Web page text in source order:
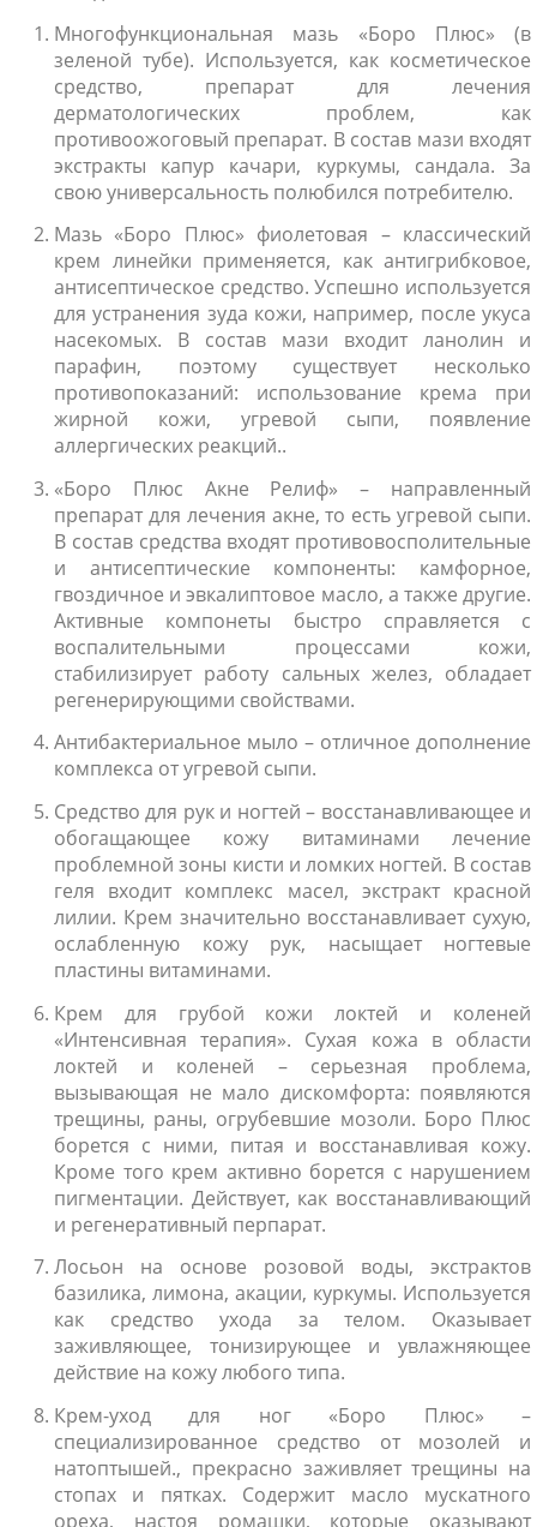
Многофункциональная мазь «Боро Плюс» (в
зеленой тубе). Используется, как косметическое
средство, препарат для лечения
дерматологических проблем, как
противоожоговый препарат. В состав мази входят
экстракты капур качари, куркумы, сандала. За
свою универсальность полюбился потребителю.
Мазь «Боро Плюс» фиолетовая – классический
крем линейки применяется, как антигрибковое,
антисептическое средство. Успешно используется
для устранения зуда кожи, например, после укуса
насекомых. В состав мази входит ланолин и
парафин, поэтому существует несколько
противопоказаний: использование крема при
жирной кожи, угревой сыпи, появление
аллергических реакций..
«Боро Плюс Акне Релиф» – направленный
препарат для лечения акне, то есть угревой сыпи.
В состав средства входят противовосполительные
и антисептические компоненты: камфорное,
гвоздичное и эвкалиптовое масло, а также другие.
Активные компонеты быстро справляется с
воспалительными процессами кожи,
стабилизирует работу сальных желез, обладает
регенерирующими свойствами.
Антибактериальное мыло – отличное дополнение
комплекса от угревой сыпи.
Средство для рук и ногтей – восстанавливающее и
обогащающее кожу витаминами лечение
проблемной зоны кисти и ломких ногтей. В состав
геля входит комплекс масел, экстракт красной
лилии. Крем значительно восстанавливает сухую,
ослабленную кожу рук, насыщает ногтевые
пластины витаминами.
Крем для грубой кожи локтей и коленей
«Интенсивная терапия». Сухая кожа в области
локтей и коленей – серьезная проблема,
вызывающая не мало дискомфорта: появляются
трещины, раны, огрубевшие мозоли. Боро Плюс
борется с ними, питая и восстанавливая кожу.
Кроме того крем активно борется с нарушением
пигментации. Действует, как восстанавливающий
и регенеративный перпарат.
Лосьон на основе розовой воды, экстрактов
базилика, лимона, акации, куркумы. Используется
как средство ухода за телом. Оказывает
заживляющее, тонизирующее и увлажняющее
действие на кожу любого типа.
Крем-уход для ног «Боро Плюс» –
специализированное средство от мозолей и
натоптышей., прекрасно заживляет трещины на
стопах и пятках. Содержит масло мускатного
ореха, настоя ромашки, которые оказывают